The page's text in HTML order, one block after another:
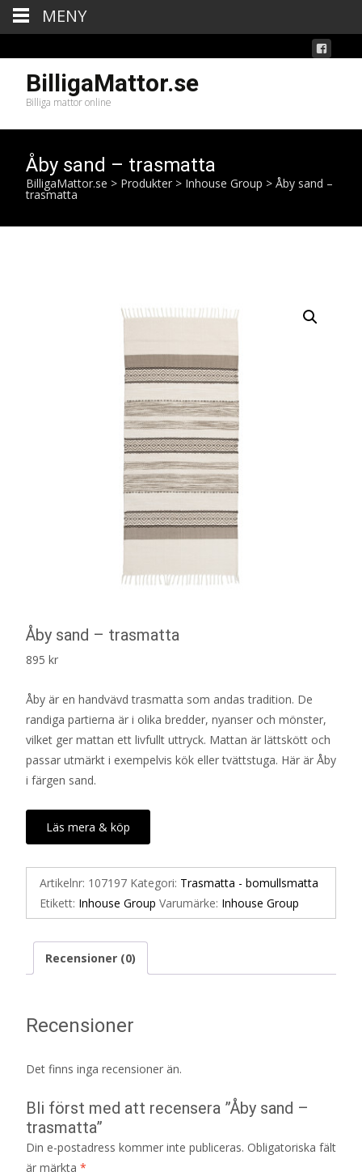
BilligaMattor.se
Billiga mattor online
Åby sand – trasmatta
BilligaMattor.se > Produkter > Inhouse Group > Åby sand –
trasmatta
Åby sand – trasmatta
895 kr
Åby är en handvävd trasmatta som andas tradition. De
randiga partierna är i olika bredder, nyanser och mönster,
vilket ger mattan ett livfullt uttryck. Mattan är lättskött och
passar utmärkt i exempelvis kök eller tvättstuga. Här är Åby
i färgen sand.
Läs mera & köp
Artikelnr: 107197 Kategori: Trasmatta - bomullsmatta
Etikett: Inhouse Group Varumärke: Inhouse Group
Recensioner (0)
Recensioner
Det finns inga recensioner än.
Bli först med att recensera ”Åby sand –
trasmatta”
Din e-postadress kommer inte publiceras. Obligatoriska fält
är märkta *
MENY